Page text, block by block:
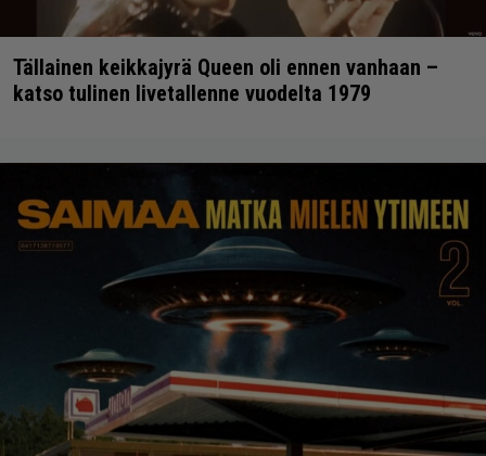
Tällainen keikkajyrä Queen oli ennen vanhaan –
katso tulinen livetallenne vuodelta 1979